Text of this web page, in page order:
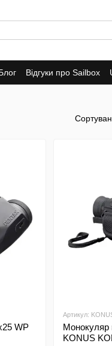
Відгуки про Sailbox
WP
Артикул:
Монокуляр
KONUS